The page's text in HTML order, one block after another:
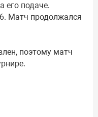
его подаче.
Матч продолжался
поэтому матч